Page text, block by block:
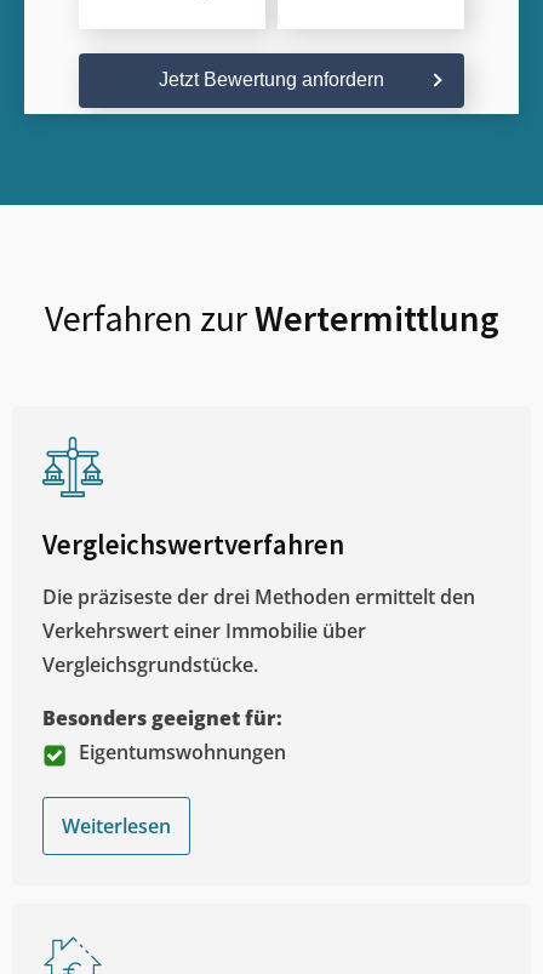
Jetzt Bewertung anfordern
Verfahren zurWertermittlung
Vergleichswertverfahren
Die präziseste der drei Methoden ermittelt den
Verkehrswert einer Immobilie über
Vergleichsgrundstücke.
Besonders geeignet für:
Eigentumswohnungen
Weiterlesen